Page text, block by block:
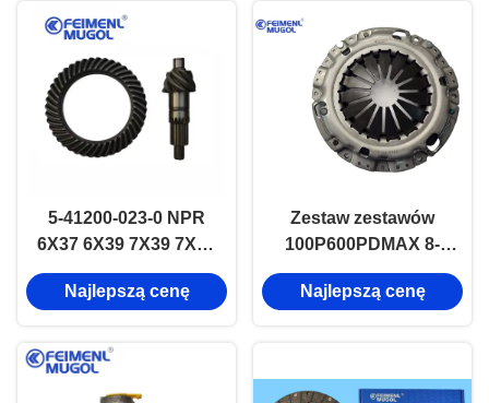
postępowaniem w
sprawie:
5-41200-023-0 NPR
6X37 6X39 7X39 7X41
7X43 zapasowe
części wyciągowe
Najlepszą cenę
Zestaw zestawów
100P600PDMAX 8-
97109246
Najlepszą cenę